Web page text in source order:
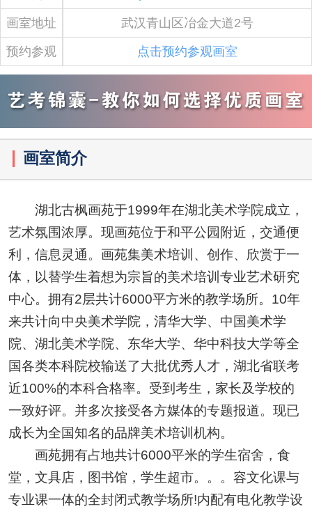
画室地址 武汉青山区冶金大道2号
预约参观 点击预约参观画室
画室简介
湖北古枫画苑于1999年在湖北美术学院成立，
艺术氛围浓厚。现画苑位于和平公园附近，交通便
利，信息灵通。画苑集美术培训、创作、欣赏于一
体，以替学生着想为宗旨的美术培训专业艺术研究
中心。拥有2层共计6000平方米的教学场所。10年
来共计向中央美术学院，清华大学、中国美术学
院、湖北美术学院、东华大学、华中科技大学等全
国各类本科院校输送了大批优秀人才，湖北省联考
近100%的本科合格率。受到考生，家长及学校的
一致好评。并多次接受各方媒体的专题报道。现已
成长为全国知名的品牌美术培训机构。
画苑拥有占地共计6000平米的学生宿舍，食
堂，文具店，图书馆，学生超市。。。容文化课与
专业课一体的全封闭式教学场所!内配有电化教学设